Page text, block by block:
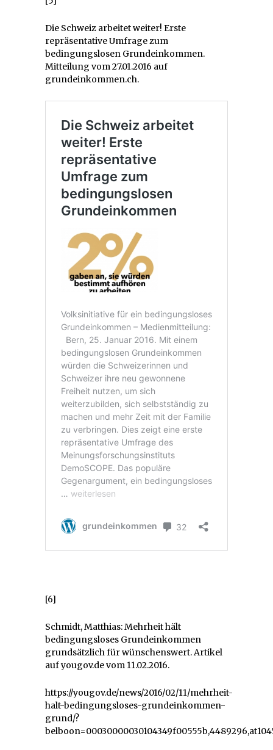
Die Schweiz arbeitet weiter! Erste
repräsentative Umfrage zum
bedingungslosen Grundeinkommen.
Mitteilung vom 27.01.2016 auf
grundeinkommen.ch.
[6]
Schmidt, Matthias: Mehrheit hält
bedingungsloses Grundeinkommen
grundsätzlich für wünschenswert. Artikel
auf yougov.de vom 11.02.2016.
https://yougov.de/news/2016/02/11/mehrheit-
halt-bedingungsloses-grundeinkommen-
grund/?